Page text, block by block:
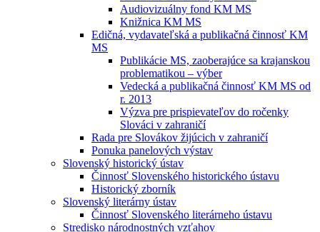
Audiovizuálny fond KM MS
Knižnica KM MS
Edičná, vydavateľská a publikačná činnosť KM
MS
Publikácie MS, zaoberajúce sa krajanskou
problematikou – výber
Vedecká a publikačná činnosť KM MS od
r. 2013
Výzva pre prispievateľov do ročenky
Slováci v zahraničí
Rada pre Slovákov žijúcich v zahraničí
Ponuka panelových výstav
Slovenský historický ústav
Činnosť Slovenského historického ústavu
Historický zborník
Slovenský literárny ústav
Činnosť Slovenského literárneho ústavu
Stredisko národnostných vzťahov